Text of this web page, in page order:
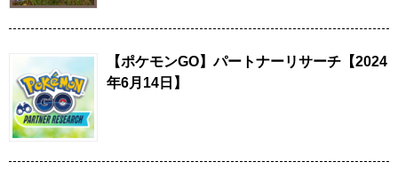
【ポケモンGO】パートナーリサーチ【2024
年6月14日】